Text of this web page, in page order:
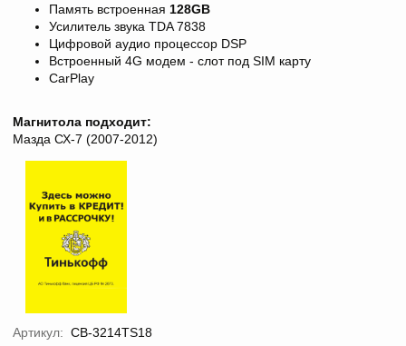
Память встроенная 128GB
Усилитель звука TDA 7838
Цифровой аудио процессор DSP
Встроенный 4G модем - слот под SIM карту
CarPlay
Магнитола подходит:
Мазда СХ-7 (2007-2012)
Артикул: CB-3214TS18